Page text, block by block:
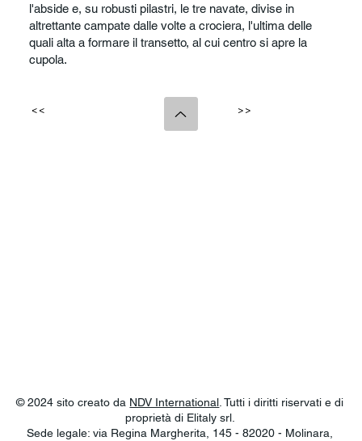
l'abside e, su robusti pilastri, le tre navate, divise in
altrettante campate dalle volte a crociera, l'ultima delle
quali alta a formare il transetto, al cui centro si apre la
cupola.
<< >>
© 2024 sito creato da NDV International. Tutti i diritti riservati e di
proprietà di Elitaly srl.
Sede legale: via Regina Margherita, 145 - 82020 - Molinara,